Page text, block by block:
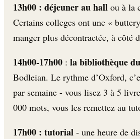
13h00 : déjeuner au hall ou à la
Certains colleges ont une «
manger plus décontractée, à côté
14h00-17h00 : la bibliothèque
Bodleian. Le rythme d’Oxford,
par semaine - vous lisez 3 à 5
000 mots, vous les remettez au
17h00 : tutorial - une heure de